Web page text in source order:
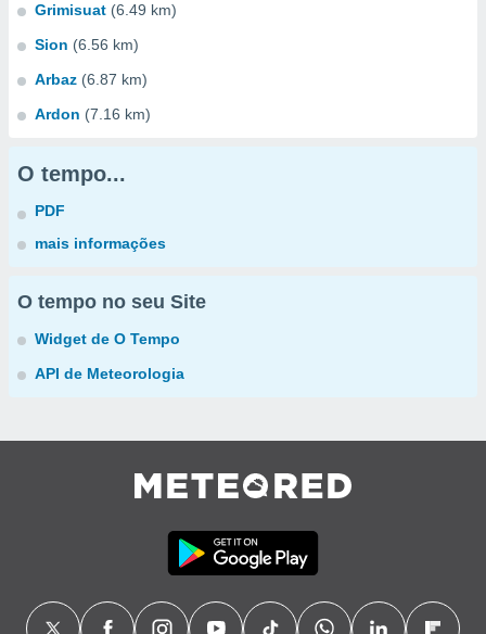
Grimisuat (6.49 km)
Sion (6.56 km)
Arbaz (6.87 km)
Ardon (7.16 km)
O tempo...
PDF
mais informações
O tempo no seu Site
Widget de O Tempo
API de Meteorologia